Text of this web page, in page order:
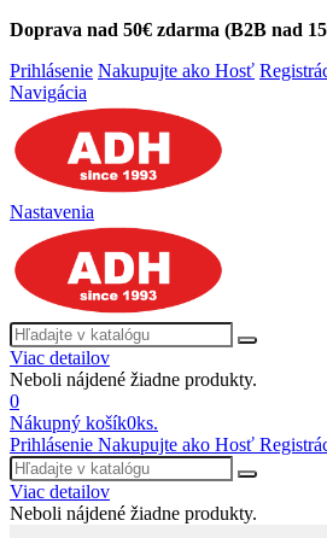
Doprava nad 50€ zdarma (B2B nad
Prihlásenie Nakupujte ako Hosť
Navigácia
Nastavenia
Viac detailov
Neboli nájdené žiadne produkty.
0
Nákupný košík0ks.
Prihlásenie Nakupujte ako Hosť
Viac detailov
Neboli nájdené žiadne produkty.